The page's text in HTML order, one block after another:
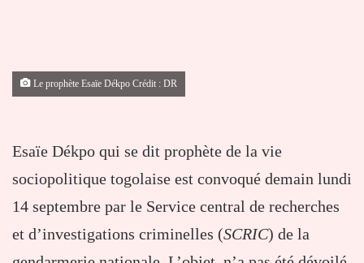
Le prophète Esaïe Dékpo Crédit : DR
Esaïe Dékpo qui se dit prophète de la vie
sociopolitique togolaise est convoqué demain lundi
14 septembre par le Service central de recherches
et d’investigations criminelles (SCRIC) de la